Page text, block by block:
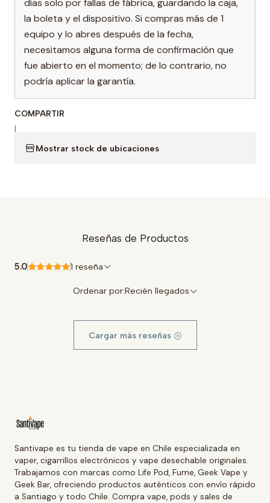
días solo por fallas de fábrica, guardando la caja,
la boleta y el dispositivo. Si compras más de 1
equipo y lo abres después de la fecha,
necesitamos alguna forma de confirmación que
fue abierto en el momento; de lo contrario, no
podría aplicar la garantía.
COMPARTIR
|
Mostrar stock de ubicaciones
Reseñas de Productos
5.0 1 reseña
Ordenar por:Recién llegados
Cargar más reseñas
Santivape es tu tienda de vape en Chile especializada en
vaper, cigarrillos electrónicos y vape desechable originales.
Trabajamos con marcas como Life Pod, Fume, Geek Vape y
Geek Bar, ofreciendo productos auténticos con envío rápido
a Santiago y todo Chile. Compra vape, pods y sales de